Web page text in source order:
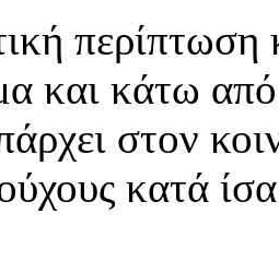
και κάτω
στον
κατά